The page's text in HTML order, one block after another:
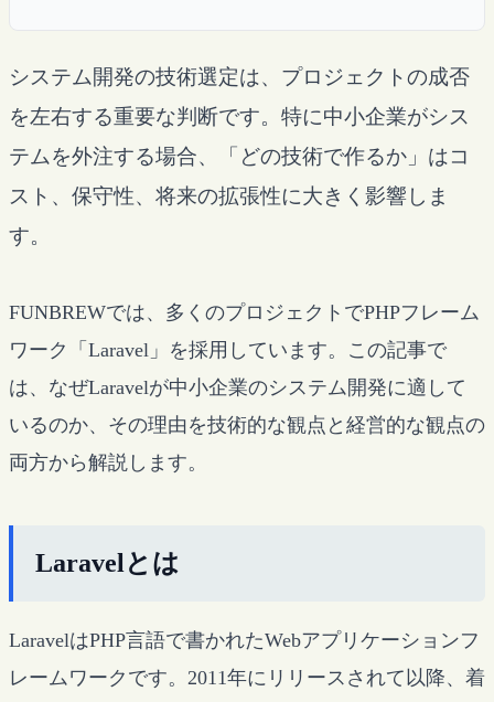
システム開発の技術選定は、プロジェクトの成否
を左右する重要な判断です。特に中小企業がシス
テムを外注する場合、「どの技術で作るか」はコ
スト、保守性、将来の拡張性に大きく影響しま
す。
FUNBREWでは、多くのプロジェクトでPHPフレーム
ワーク「Laravel」を採用しています。この記事で
は、なぜLaravelが中小企業のシステム開発に適して
いるのか、その理由を技術的な観点と経営的な観点の
両方から解説します。
Laravelとは
LaravelはPHP言語で書かれたWebアプリケーションフ
レームワークです。2011年にリリースされて以降、着